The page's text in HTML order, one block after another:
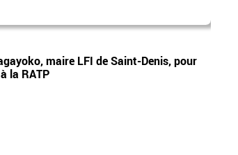
maire LFI de Saint-Denis, pour
la RATP